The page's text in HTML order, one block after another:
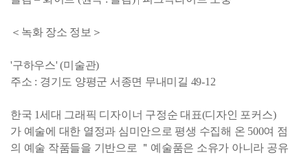
＜녹화 장소 정보＞
'구하우스' (미술관)
주소 : 경기도 양평군 서종면 무내미길 49-12
한국 1세대 그래픽 디자이너 구정순 대표(디자인 포커스)
가 예술에 대한 열정과 심미안으로 평생 수집해 온 500여 점
의 예술 작품들을 기반으로 ＂예술품은 소유가 아니라 공유